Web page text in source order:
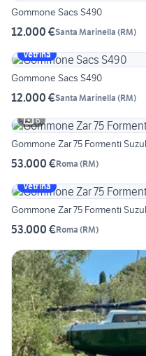
Gommone Sacs S490
12.000 €Santa Marinella (RM)
Vetrina
Gommone Sacs S490
12.000 €Santa Marinella (RM)
6
Gommone Zar 75 Formenti
53.000 €Roma (RM)
Vetrina
Gommone Zar 75 Formenti
53.000 €Roma (RM)